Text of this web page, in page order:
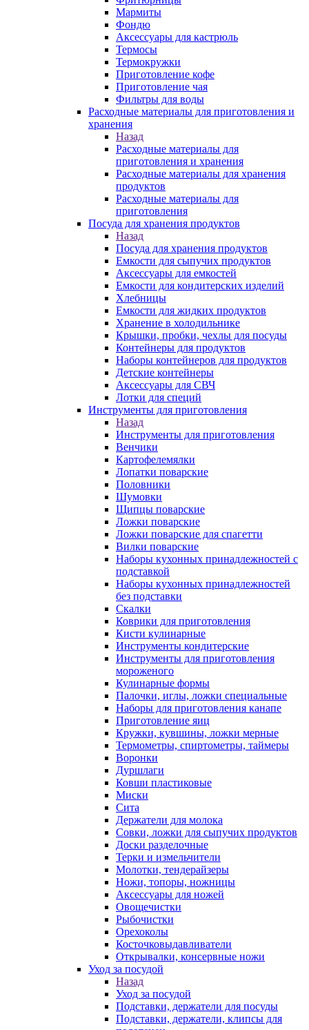
Мармиты
Фондю
Аксессуары для кастрюль
Термосы
Термокружки
Приготовление кофе
Приготовление чая
Фильтры для воды
Расходные материалы для приготовления и
хранения
Назад
Расходные материалы для
приготовления и хранения
Расходные материалы для хранения
продуктов
Расходные материалы для
приготовления
Посуда для хранения продуктов
Назад
Посуда для хранения продуктов
Емкости для сыпучих продуктов
Аксессуары для емкостей
Емкости для кондитерских изделий
Хлебницы
Емкости для жидких продуктов
Хранение в холодильнике
Крышки, пробки, чехлы для посуды
Контейнеры для продуктов
Наборы контейнеров для продуктов
Детские контейнеры
Аксессуары для СВЧ
Лотки для специй
Инструменты для приготовления
Назад
Инструменты для приготовления
Венчики
Картофелемялки
Лопатки поварские
Половники
Шумовки
Щипцы поварские
Ложки поварские
Ложки поварские для спагетти
Вилки поварские
Наборы кухонных принадлежностей с
подставкой
Наборы кухонных принадлежностей
без подставки
Скалки
Коврики для приготовления
Кисти кулинарные
Инструменты кондитерские
Инструменты для приготовления
мороженого
Кулинарные формы
Палочки, иглы, ложки специальные
Наборы для приготовления канапе
Приготовление яиц
Кружки, кувшины, ложки мерные
Термометры, спиртометры, таймеры
Воронки
Дуршлаги
Ковши пластиковые
Миски
Сита
Держатели для молока
Совки, ложки для сыпучих продуктов
Доски разделочные
Терки и измельчители
Молотки, тендерайзеры
Ножи, топоры, ножницы
Аксессуары для ножей
Овощечистки
Рыбочистки
Орехоколы
Косточковыдавливатели
Открывалки, консервные ножи
Уход за посудой
Назад
Уход за посудой
Подставки, держатели для посуды
Подставки, держатели, клипсы для